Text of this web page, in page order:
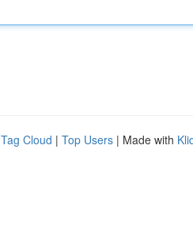
Tag Cloud | Top Users | Made with